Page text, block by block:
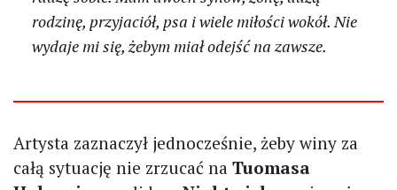
rodzinę, przyjaciół, psa i wiele miłości wokół. Nie
wydaje mi się, żebym miał odejść na zawsze.
Artysta zaznaczył jednocześnie, żeby winy za
całą sytuację nie zrzucać na Tuomasa